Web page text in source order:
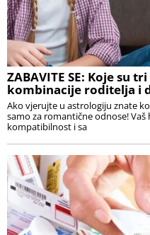
ZABAVITE SE: Koje su
kombinacije roditelja i
Ako vjerujte u astrologiju znate
samo za romantične odnose!
kompatibilnost i sa